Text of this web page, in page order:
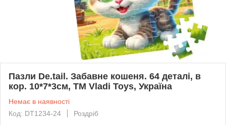
Пазли De.tail. Забавне кошеня. 64 деталі, в
кор. 10*7*3см, ТМ Vladi Toys, Україна
Немає в наявності
Код: DT1234-24
Роздріб